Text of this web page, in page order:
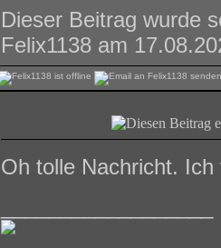
Dieser Beitrag wurde
Felix1138 am
Oh tolle Nachricht.